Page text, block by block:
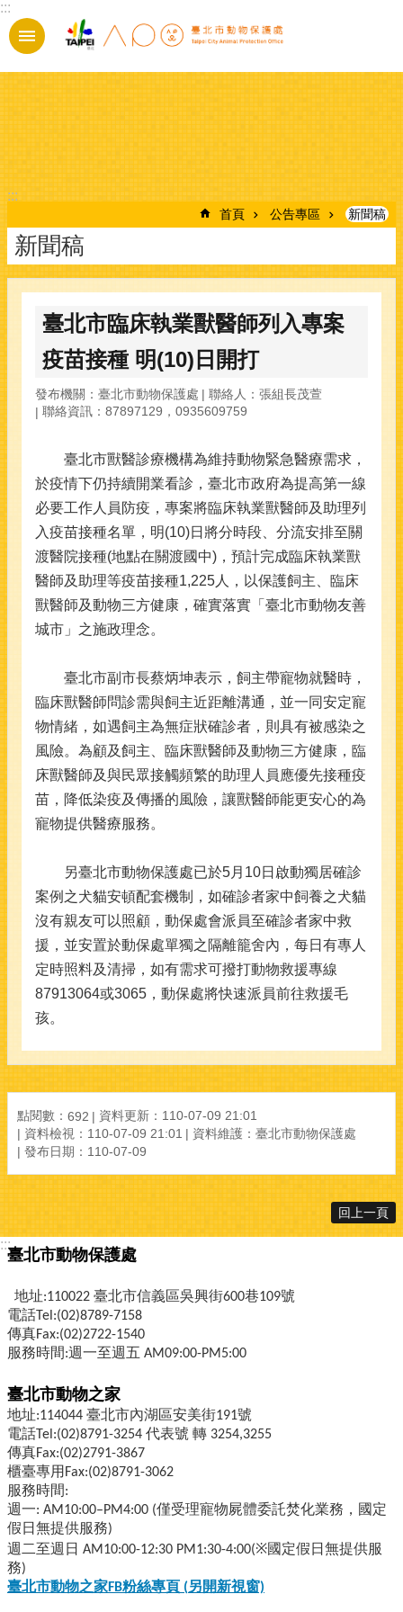
跳到主要內容區塊
:::
:::
首頁 公告專區 新聞稿
新聞稿
臺北市臨床執業獸醫師列入專案
疫苗接種 明(10)日開打
發布機關：臺北市動物保護處
聯絡人：張組長茂萱
聯絡資訊：87897129，0935609759
臺北市獸醫診療機構為維持動物緊急醫療需求，
於疫情下仍持續開業看診，臺北市政府為提高第一線
必要工作人員防疫，專案將臨床執業獸醫師及助理列
入疫苗接種名單，明(10)日將分時段、分流安排至關
渡醫院接種(地點在關渡國中)，預計完成臨床執業獸
醫師及助理等疫苗接種1,225人，以保護飼主、臨床
獸醫師及動物三方健康，確實落實「臺北市動物友善
城市」之施政理念。
臺北市副市長蔡炳坤表示，飼主帶寵物就醫時，
臨床獸醫師問診需與飼主近距離溝通，並一同安定寵
物情緒，如遇飼主為無症狀確診者，則具有被感染之
風險。為顧及飼主、臨床獸醫師及動物三方健康，臨
床獸醫師及與民眾接觸頻繁的助理人員應優先接種疫
苗，降低染疫及傳播的風險，讓獸醫師能更安心的為
寵物提供醫療服務。
另臺北市動物保護處已於5月10日啟動獨居確診
案例之犬貓安頓配套機制，如確診者家中飼養之犬貓
沒有親友可以照顧，動保處會派員至確診者家中救
援，並安置於動保處單獨之隔離籠舍內，每日有專人
定時照料及清掃，如有需求可撥打動物救援專線
87913064或3065，動保處將快速派員前往救援毛
孩。
點閱數： 692
資料更新：110-07-09 21:01
資料檢視：110-07-09 21:01
資料維護：臺北市動物保護處
發布日期：110-07-09
回上一頁
:::
臺北市動物保護處
地址:110022 臺北市信義區吳興街600巷109號
電話Tel:(02)8789-7158
傳真Fax:(02)2722-1540
服務時間:週一至週五 AM09:00-PM5:00
臺北市動物之家
地址:114044 臺北市內湖區安美街191號
電話Tel:(02)8791-3254 代表號 轉 3254,3255
傳真Fax:(02)2791-3867
櫃臺專用Fax:(02)8791-3062
服務時間:
週一: AM10:00–PM4:00 (僅受理寵物屍體委託焚化業務，國定
假日無提供服務)
週二至週日 AM10:00-12:30 PM1:30-4:00(※國定假日無提供服
務)
臺北市動物之家FB粉絲專頁 (另開新視窗)